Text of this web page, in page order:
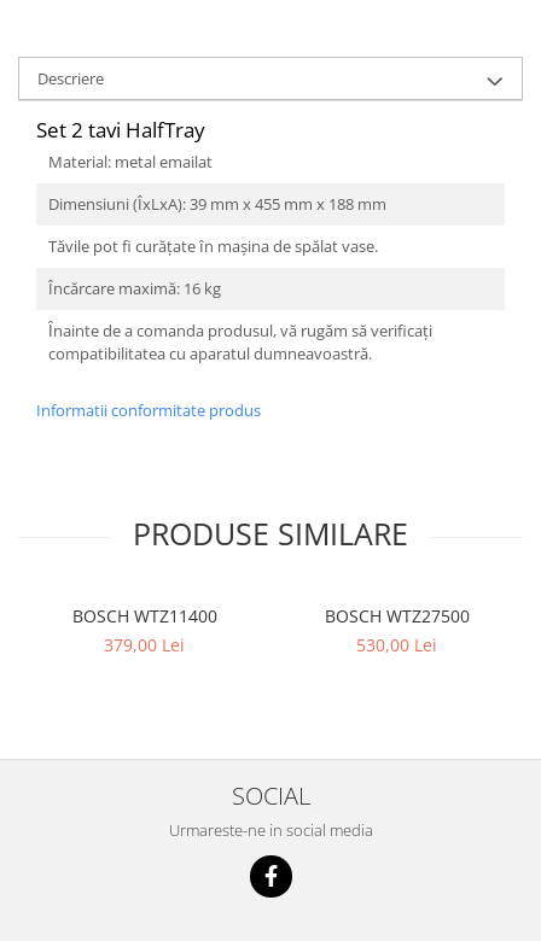
Descriere
Set 2 tavi HalfTray
Material: metal emailat
Dimensiuni (ÎxLxA): 39 mm x 455 mm x 188 mm
Tăvile pot fi curățate ȋn mașina de spălat vase.
Încărcare maximă: 16 kg
Ȋnainte de a comanda produsul, vă rugăm să verificați
compatibilitatea cu aparatul dumneavoastră.
Informatii conformitate produs
PRODUSE SIMILARE
BOSCH WTZ11400
379,00 Lei
BOSCH WTZ27500
530,00 Lei
SOCIAL
Urmareste-ne in social media